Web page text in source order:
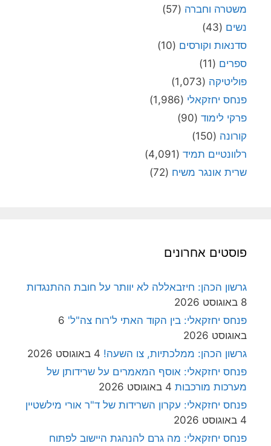
משטרה וחברה (57)
נשים (43)
סדנאות וקורסים (10)
ספרים (11)
פוליטיקה (1,073)
פנחס יחזקאלי (1,986)
פרקי לימוד (90)
קורונה (150)
רלוונטיים תמיד (4,091)
שרית אונגר משיח (72)
פוסטים אחרונים
גרשון הכהן: חיזבאללה לא יוותר על חובת ההתנגדות
8 באוגוסט 2026
פנחס יחזקאלי: בין הקוד האתי ל'רוח צה"ל' 6
באוגוסט 2026
גרשון הכהן: ממלכתיות, צו השעה! 4 באוגוסט 2026
פנחס יחזקאלי: אוסף המאמרים על שרידותן של
מערכות מורכבות 4 באוגוסט 2026
פנחס יחזקאלי: עקרון השרידות של ד"ר אורי מילשטיין
4 באוגוסט 2026
פנחס יחזקאלי: מה גרם להנהגת היישוב לפתוח